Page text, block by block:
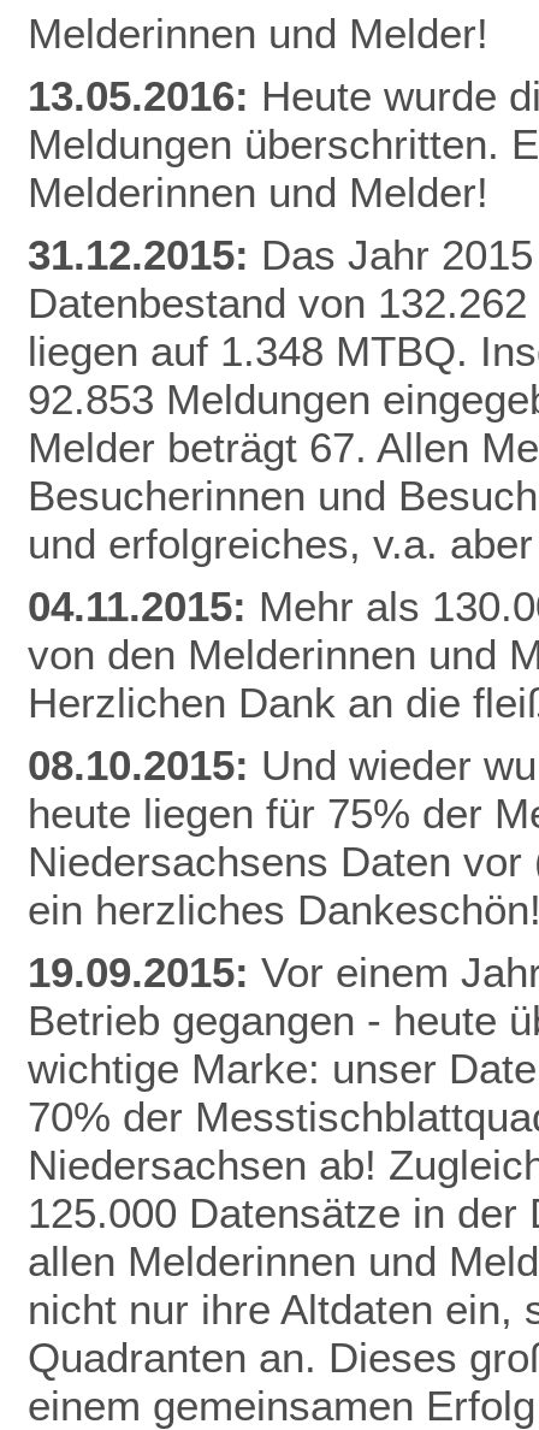
Melderinnen und Melder!
13.05.2016: Heute wurde
Meldungen überschritten.
Melderinnen und Melder!
31.12.2015: Das Jahr
Datenbestand von
liegen auf 1.348 MTBQ.
92.853 Meldungen
Melder beträgt 67. Allen
Besucherinnen und
und erfolgreiches, v.a.
04.11.2015: Mehr als
von den Melderinnen und
Herzlichen Dank an die
08.10.2015: Und wieder
heute liegen für 75% der
Niedersachsens Daten
ein herzliches
19.09.2015: Vor einem
Betrieb gegangen - heute
wichtige Marke: unser
70% der
Niedersachsen ab!
125.000 Datensätze in der
allen Melderinnen und
nicht nur ihre Altdaten ein,
Quadranten an. Dieses
einem gemeinsamen